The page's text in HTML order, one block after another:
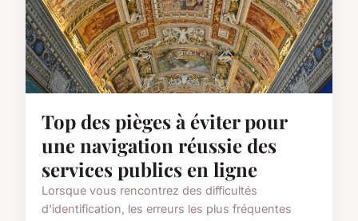
Top des pièges à éviter pour
une navigation réussie des
services publics en ligne
Lorsque vous rencontrez des difficultés
d'identification, les erreurs les plus fréquentes